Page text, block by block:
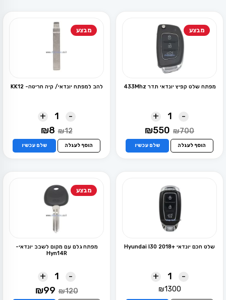
מבצע
מפתח שלט קפיץ יונדאי תדר 433Mhz
-
+
₪700
המחיר
₪700.
₪550
הוא:
₪550.
הוסף לעגלה שלם עכשיו
מבצע
להב למפתח יונדאי/ קיה חריטה- KK12
-
+
₪12
המחיר
היה:
₪12.
₪8
הוא:
₪8.
הוסף לעגלה שלם עכשיו
שלט חכם יונדאי +Hyundai I30 2018
-
+
₪1300
מבצע
מפתח גלם עם מקום לשבב יונדאי-
Hyn14R
-
+
₪120
המחיר₪99